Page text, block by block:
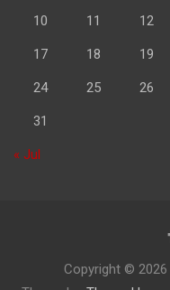
10 11 12
17 18 19
24 25 26
31
« Jul
Copyright © 2026